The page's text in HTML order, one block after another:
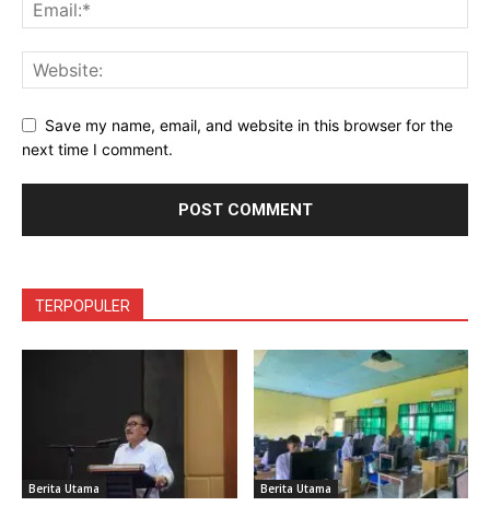
Save my name, email, and website in this browser for the
next time I comment.
TERPOPULER
Berita Utama Berita Utama